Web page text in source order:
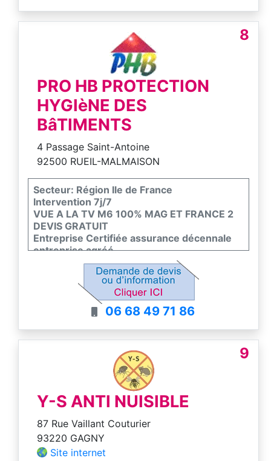
8
PRO HB PROTECTION
HYGIèNE DES
BâTIMENTS
4 Passage Saint-Antoine
92500 RUEIL-MALMAISON
Secteur: Région Ile de France
Intervention 7j/7
VUE A LA TV M6 100% MAG ET FRANCE 2
DEVIS GRATUIT
Entreprise Certifiée assurance décennale
entreprise agréé
06 68 49 71 86
9
Y-S ANTI NUISIBLE
87 Rue Vaillant Couturier
93220 GAGNY
Site internet